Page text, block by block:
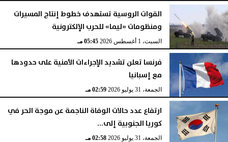
القوات الروسية تستهدف خطوط إنتاج المسيرات
ومنظومات «ليما» للحرب الإلكترونية
السبت، 1 أغسطس 2026 05:45 مـ
فرنسا تعلن تشديد الإجراءات الأمنية على حدودها
مع إسبانيا
الجمعة، 31 يوليو 2026 02:59 مـ
ارتفاع عدد حالات الوفاة الناجمة عن موجة الحر في
كوريا الجنوبية إلى...
الجمعة، 31 يوليو 2026 02:58 مـ